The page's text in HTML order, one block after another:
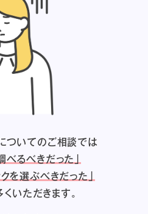
ついてのご相談では
べるべきだった」
を選ぶべきだった」
いただきます。